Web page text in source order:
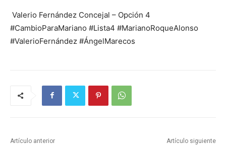
Valerio Fernández Concejal – Opción 4
#CambioParaMariano #Lista4 #MarianoRoqueAlonso
#ValerioFernández #ÁngelMarecos
Artículo anterior Artículo siguiente